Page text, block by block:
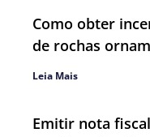
Como obter
de rochas
Leia Mais
Emitir nota